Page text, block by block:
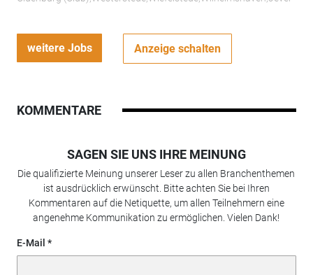
weitere Jobs Anzeige schalten
KOMMENTARE
SAGEN SIE UNS IHRE MEINUNG
Die qualifizierte Meinung unserer Leser zu allen Branchenthemen
ist ausdrücklich erwünscht. Bitte achten Sie bei Ihren
Kommentaren auf die Netiquette, um allen Teilnehmern eine
angenehme Kommunikation zu ermöglichen. Vielen Dank!
E-Mail